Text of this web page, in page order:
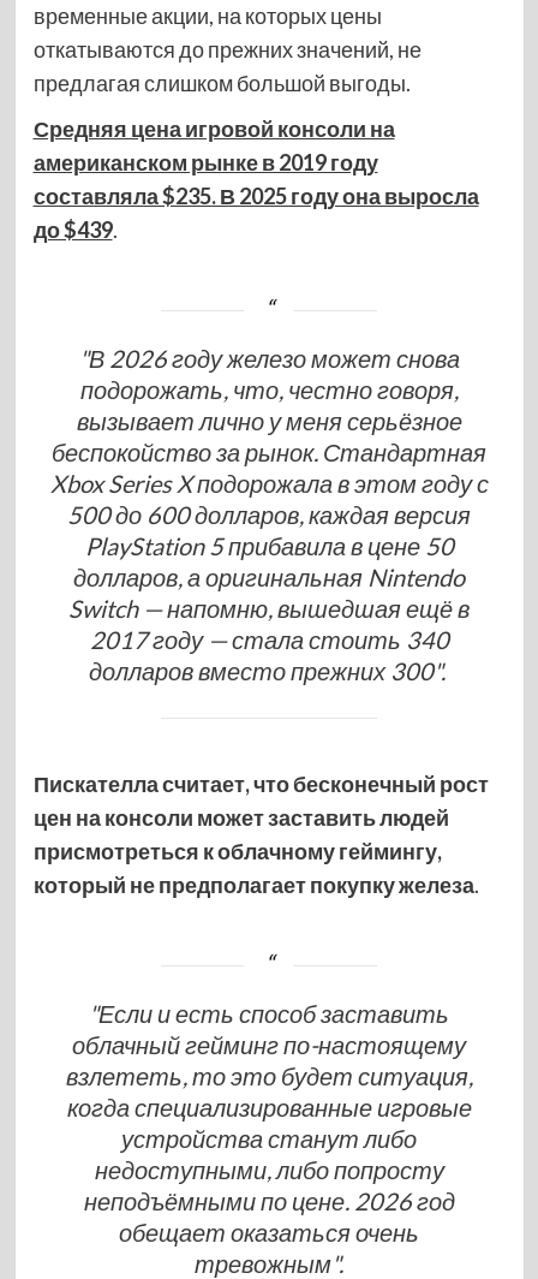
временные акции, на которых цены
откатываются до прежних значений, не
предлагая слишком большой выгоды.
Средняя цена игровой консоли на
американском рынке в 2019 году
составляла $235. В 2025 году она выросла
до $439.
"В 2026 году железо может снова
подорожать, что, честно говоря,
вызывает лично у меня серьёзное
беспокойство за рынок. Стандартная
Xbox Series X подорожала в этом году с
500 до 600 долларов, каждая версия
PlayStation 5 прибавила в цене 50
долларов, а оригинальная Nintendo
Switch — напомню, вышедшая ещё в
2017 году — стала стоить 340
долларов вместо прежних 300".
Пискателла считает, что бесконечный рост
цен на консоли может заставить людей
присмотреться к облачному геймингу,
который не предполагает покупку железа.
"Если и есть способ заставить
облачный гейминг по-настоящему
взлететь, то это будет ситуация,
когда специализированные игровые
устройства станут либо
недоступными, либо попросту
неподъёмными по цене. 2026 год
обещает оказаться очень
тревожным".